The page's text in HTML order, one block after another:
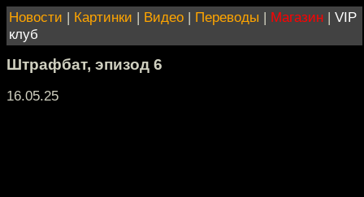
Новости | Картинки | Видео | Переводы | Магазин | VIP
клуб
Штрафбат, эпизод 6
16.05.25